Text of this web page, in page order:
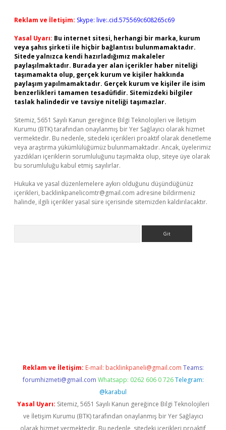
Reklam ve İletişim: Skype: live:.cid.575569c608265c69
Yasal Uyarı: Bu internet sitesi, herhangi bir marka, kurum
veya şahıs şirketi ile hiçbir bağlantısı bulunmamaktadır.
Sitede yalnızca kendi hazırladığımız makaleler
paylaşılmaktadır. Burada yer alan içerikler haber niteliği
taşımamakta olup, gerçek kurum ve kişiler hakkında
paylaşım yapılmamaktadır. Gerçek kurum ve kişiler ile isim
benzerlikleri tamamen tesadüfidir. Sitemizdeki bilgiler
taslak halindedir ve tavsiye niteliği taşımazlar.
Sitemiz, 5651 Sayılı Kanun gereğince Bilgi Teknolojileri ve İletişim
Kurumu (BTK) tarafından onaylanmış bir Yer Sağlayıcı olarak hizmet
vermektedir. Bu nedenle, sitedeki içerikleri proaktif olarak denetleme
veya araştırma yükümlülüğümüz bulunmamaktadır. Ancak, üyelerimiz
yazdıkları içeriklerin sorumluluğunu taşımakta olup, siteye üye olarak
bu sorumluluğu kabul etmiş sayılırlar.
Hukuka ve yasal düzenlemelere aykırı olduğunu düşündüğünüz
içerikleri, backlinkpanelicomtr@gmail.com adresine bildirmeniz
halinde, ilgili içerikler yasal süre içerisinde sitemizden kaldırılacaktır.
Reklam ve İletişim: E-mail: backlinkpaneli@gmail.com Teams:
forumhizmeti@gmail.com Whatsapp: 0262 606 0 726 Telegram:
@karabul
Yasal Uyarı: Sitemiz, 5651 Sayılı Kanun gereğince Bilgi Teknolojileri
ve İletişim Kurumu (BTK) tarafından onaylanmış bir Yer Sağlayıcı
olarak hizmet vermektedir. Bu nedenle, sitedeki içerikleri proaktif